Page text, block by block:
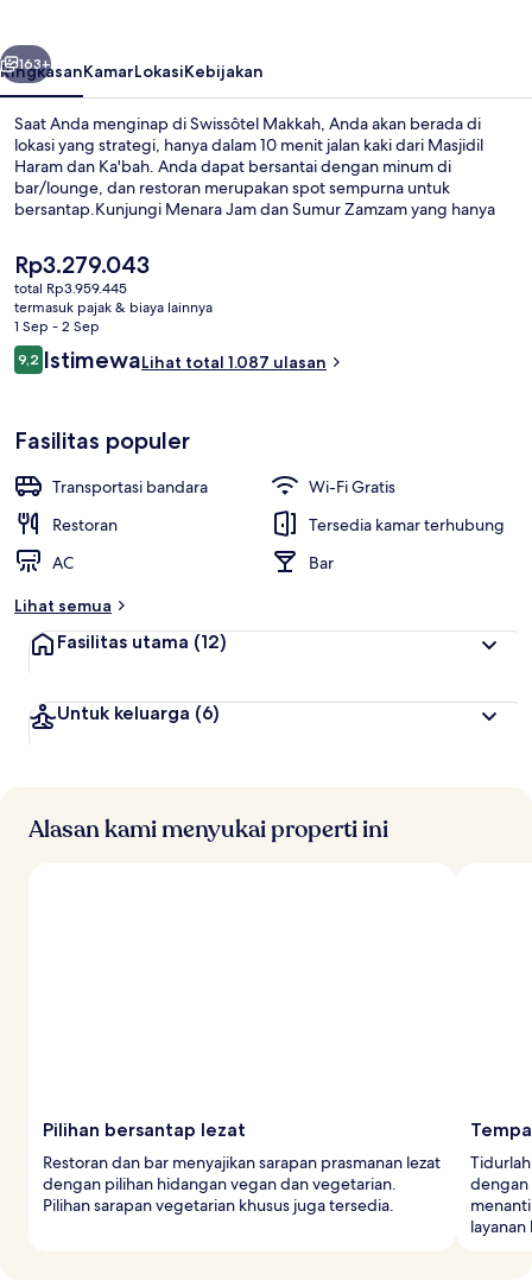
Berikutnya
163+
RingkasanKamarLokasiKebijakan
Saat Anda menginap di Swissôtel Makkah, Anda akan berada di
lokasi yang strategi, hanya dalam 10 menit jalan kaki dari Masjidil
Haram dan Ka'bah. Anda dapat bersantai dengan minum di
bar/lounge, dan restoran merupakan spot sempurna untuk
bersantap.Kunjungi Menara Jam dan Sumur Zamzam yang hanya
traveler menyukai staf dan sarapan.
Harga
saat
ini
Rp3.279.043
Rp3.279.043
total Rp3.959.445
termasuk pajak & biaya lainnya
1 Sep - 2 Sep
Ulasan
9,29,2 dari 10
IstimewaLihat total 1.087 ulasan
Fasilitas populer
Transportasi bandara
Wi-Fi Gratis
Restoran
Tersedia kamar terhubung
AC
Bar
Lihat semua
Fasilitas utama (12)
Untuk keluarga (6)
Alasan kami menyukai properti ini
Pilihan bersantap lezat
Restoran dan bar menyajikan sarapan prasmanan lezat
dengan pilihan hidangan vegan dan vegetarian.
Pilihan sarapan vegetarian khusus juga tersedia.
dengan